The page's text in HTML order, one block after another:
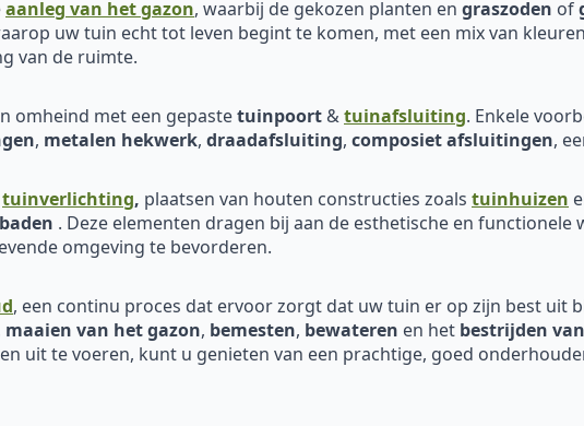
aanleg van het gazon, waarbij de gekozen planten en graszoden of
uw tuin echt tot leven begint te komen, met een mix van
van de ruimte.
omheind met een gepastetuinpoort &tuinafsluiting. Enkele
, metalen hekwerk, draadafsluiting, composiet afsluitingen,
tuinverlichting, plaatsen van houten constructies zoals tuinhuizen
. Deze elementen dragen bij aan de esthetische en
omgeving te bevorderen.
, een continu proces dat ervoor zorgt dat uw tuin er op zijn best uit
maaien van hetgazon, bemesten, bewateren en het bestrijden
uit te voeren, kunt u genieten van een prachtige, goed